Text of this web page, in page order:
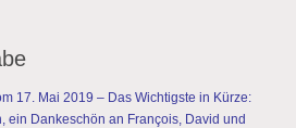
17. Mai 2019 – Das Wichtigste in Kürze:
ein Dankeschön an François, David und